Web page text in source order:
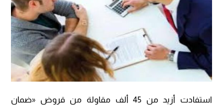
استفادت أزيد من 45 ألف مقاولة من قروض «ضمان